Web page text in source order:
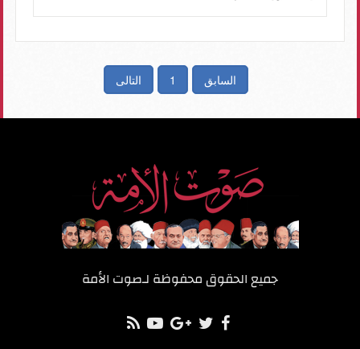
السابق 1 التالى
جميع الحقوق محفوظة لـصوت الأمة